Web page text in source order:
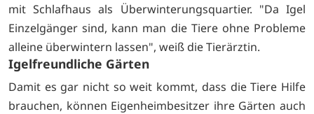
mit Schlafhaus als Überwinterungsquartier. "Da Igel
Einzelgänger sind, kann man die Tiere ohne Probleme
alleine überwintern lassen", weiß die Tierärztin.
Igelfreundliche Gärten
Damit es gar nicht so weit kommt, dass die Tiere Hilfe
brauchen, können Eigenheimbesitzer ihre Gärten auch